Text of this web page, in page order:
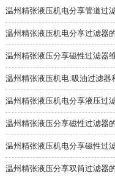
温州精张液压机电分享管道过
温州精张液压机电分享过滤器
温州精张液压分享磁性过滤器
温州精张液压机电:吸油过滤器
温州精张液压机电分享液压过
温州精张液压分享磁性过滤器
温州精张液压机电分享磁性过
温州精张液压分享双筒过滤器